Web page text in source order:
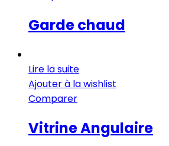
Garde chaud
Lire la suite
Ajouter à la wishlist
Comparer
Vitrine Angulaire